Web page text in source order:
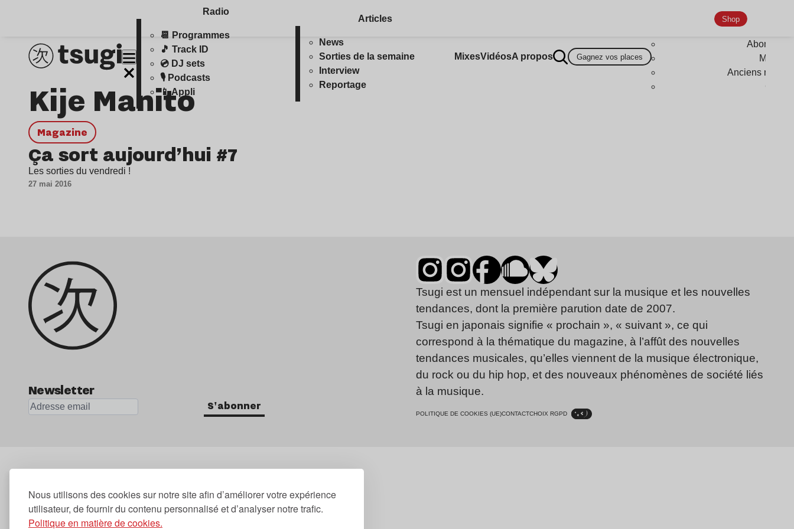
Nous utilisons des cookies sur notre site afin d’améliorer votre expérience
utilisateur, de fournir du contenu personnalisé et d’analyser notre trafic.
Politique en matière de cookies.
Radio
📆 Programmes
🎵 Track ID
💿 DJ sets
🎙️ Podcasts
📱 Appli
Articles
News
Sorties de la semaine
Interview
Reportage
MixesVidéosA propos Gagnez vos places
Shop
Anciens
Kije Manito
magazine
Ça sort aujourd’hui #7
Les sorties du vendredi !
27 mai 2016
Newsletter
S'abonner
Tsugi est un mensuel indépendant sur la musique et les nouvelles
tendances, dont la première parution date de 2007.
Tsugi en japonais signifie « prochain », « suivant », ce qui
correspond à la thématique du magazine, à l’affût des nouvelles
tendances musicales, qu’elles viennent de la musique électronique,
du rock ou du hip hop, et des nouveaux phénomènes de société liés
à la musique.
POLITIQUE DE COOKIES (UE)CONTACTCHOIX RGPD